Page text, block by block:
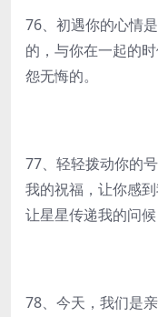
76、初遇你的心情
的，与你在一起的
怨无悔的。
77、轻轻拨动你的
我的祝福，让你感
让星星传递我的问候
78、今天，我们是